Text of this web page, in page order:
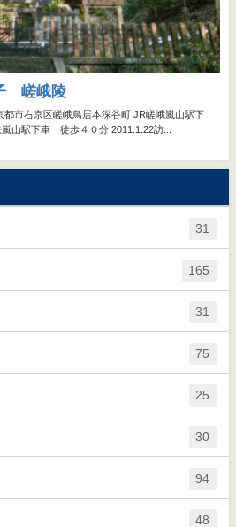
31
165
31
75
25
30
94
48